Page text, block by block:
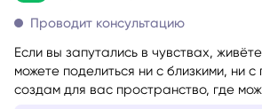
5 Таролог, чакролог, психолог
Проводит консультацию
Если вы запутались в чувствах,
можете поделиться ни с близкими, ни с